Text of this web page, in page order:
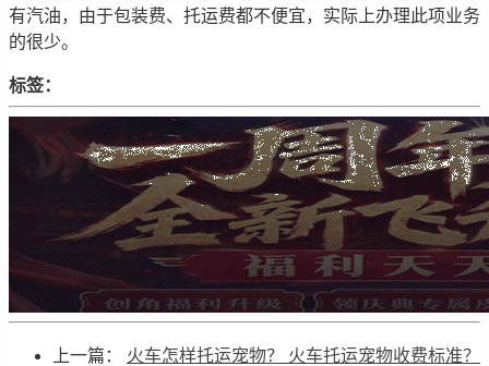
有汽油，由于包装费、托运费都不便宜，实际上办理此项业务
的很少。
标签：
上一篇： 火车怎样托运宠物？ 火车托运宠物收费标准？